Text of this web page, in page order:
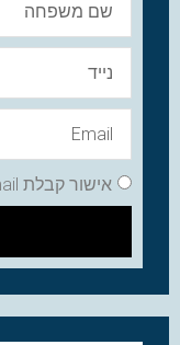
אישור קבלת email ו sms